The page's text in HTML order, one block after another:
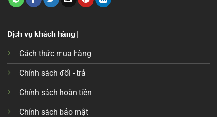
Dịch vụ khách hàng |
Cách thức mua hàng
Chính sách đổi - trả
Chính sách hoàn tiền
Chính sách bảo mật